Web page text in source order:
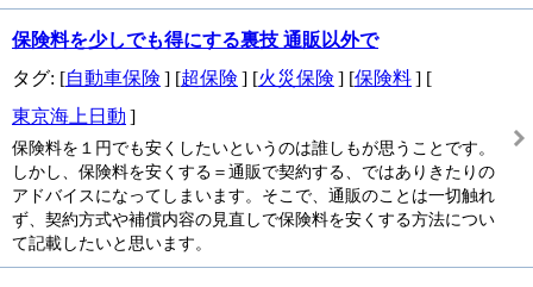
保険料を少しでも得にする裏技 通販以外で
タグ: [自動車保険 ] [超保険 ] [火災保険 ] [保険料] [
東京海上日動 ]
保険料を１円でも安くしたいというのは誰しもが思うことです。
しかし、保険料を安くする＝通販で契約する、ではありきたりの
アドバイスになってしまいます。そこで、通販のことは一切触れ
ず、契約方式や補償内容の見直しで保険料を安くする方法につい
て記載したいと思います。